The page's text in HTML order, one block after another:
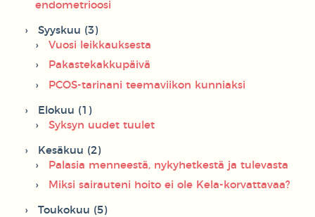
endometrioosi
Syyskuu (3)
Vuosi leikkauksesta
Pakastekakkupäivä
PCOS-tarinani teemaviikon kunniaksi
Elokuu (1)
Syksyn uudet tuulet
Kesäkuu (2)
Palasia menneestä, nykyhetkestä ja tulevasta
Miksi sairauteni hoito ei ole Kela-korvattavaa?
Toukokuu (5)